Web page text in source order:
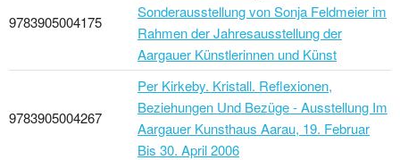
9783905004175
Sonderausstellung von Sonja Feldmeier im
Rahmen der Jahresausstellung der
Aargauer Künstlerinnen und Künst
9783905004267
Per Kirkeby. Kristall. Reflexionen,
Beziehungen Und Bezüge - Ausstellung Im
Aargauer Kunsthaus Aarau, 19. Februar
Bis 30. April 2006